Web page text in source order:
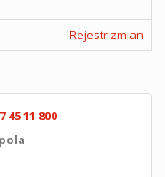
Rejestr zmian
11 800